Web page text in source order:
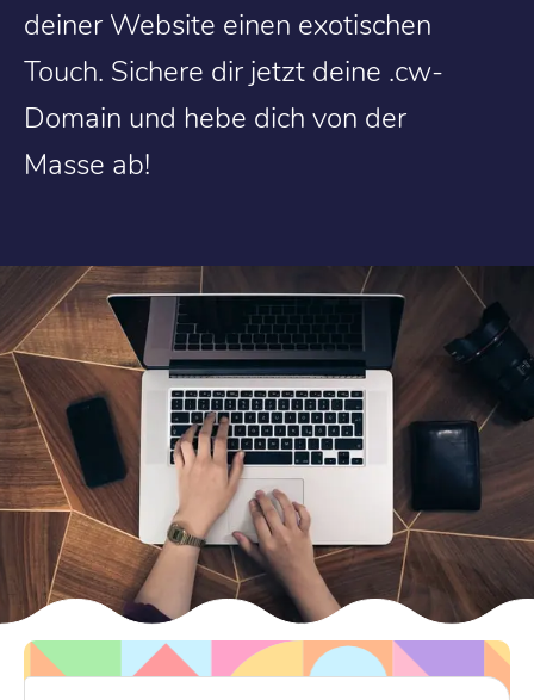
deiner Website einen exotischen
Touch. Sichere dir jetzt deine .cw-
Domain und hebe dich von der
Masse ab!